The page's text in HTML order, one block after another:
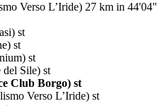
Verso L’Iride) 27 km in 44'04"
st
st
st
del Sile) st
Club Borgo) st
Verso L’Iride) st